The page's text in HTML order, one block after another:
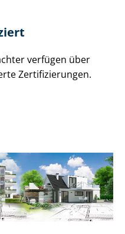
verfügen über
Zer­ti­fi­zie­run­gen.